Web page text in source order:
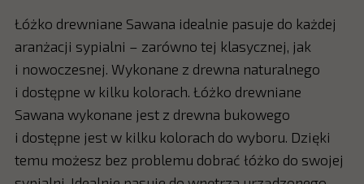
Łóżko drewniane Sawana idealnie pasuje do każdej
aranżacji sypialni – zarówno tej klasycznej, jak
i nowoczesnej. Wykonane z drewna naturalnego
i dostępne w kilku kolorach. Łóżko drewniane
Sawana wykonane jest z drewna bukowego
i dostępne jest w kilku kolorach do wyboru. Dzięki
temu możesz bez problemu dobrać łóżko do swojej